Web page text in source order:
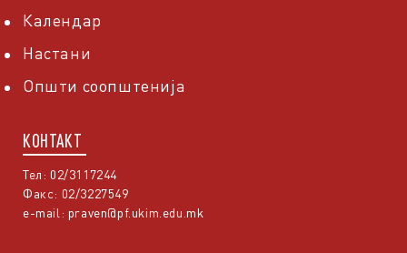
Календар
Настани
Општи соопштенија
КОНТАКТ
Тел: 02/3117244
Факс: 02/3227549
e-mail: praven@pf.ukim.edu.mk